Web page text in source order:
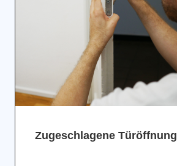
Zugeschlagene Türöffnung